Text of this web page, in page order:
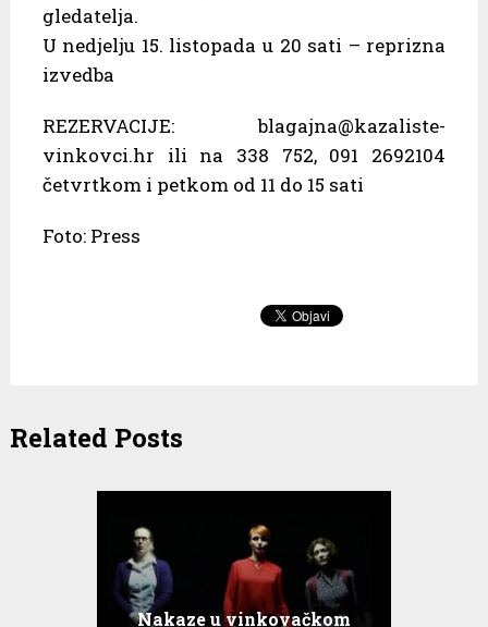
gledatelja.
U nedjelju 15. listopada u 20 sati – reprizna
izvedba
REZERVACIJE: blagajna@kazaliste-
vinkovci.hr ili na 338 752, 091 2692104
četvrtkom i petkom od 11 do 15 sati
Foto: Press
Related Posts
Nakaze u vinkovačkom